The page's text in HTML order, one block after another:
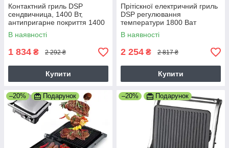
Контактний гриль DSP
сендвичница, 1400 Вт,
антипригарне покриття 1400
Ватт Сріблястий
В наявності
1 834 ₴ 2 292 ₴
Купити
Прітіскної електричний гриль
DSP регулювання
температури 1800 Ват
Серебристий
В наявності
2 254 ₴ 2 817 ₴
Купити
–20% Подарунок –20% Подарунок